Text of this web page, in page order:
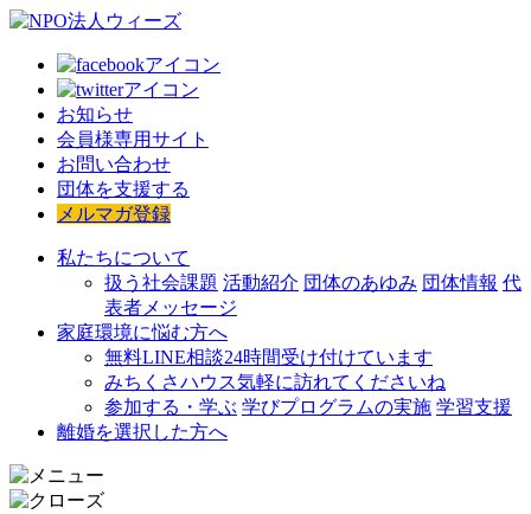
お知らせ
会員様専用サイト
お問い合わせ
団体を支援する
メルマガ登録
私たちについて
扱う社会課題 活動紹介 団体のあゆみ 団体情報 代
表者メッセージ
家庭環境に悩む方へ
無料LINE相談24時間受け付けています
みちくさハウス気軽に訪れてくださいね
参加する・学ぶ 学びプログラムの実施 学習支援
離婚を選択した方へ